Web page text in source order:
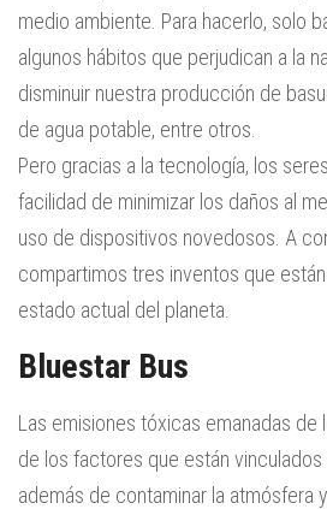
medio ambiente. Para hacerlo, solo
algunos hábitos que perjudican a la
disminuir nuestra producción de
de agua potable, entre otros.
Pero gracias a la tecnología, los
facilidad de minimizar los daños al
uso de dispositivos novedosos. A
compartimos tres inventos que
estado actual del planeta.
Bluestar Bus
Las emisiones tóxicas emanadas de
de los factores que están
además de contaminar la atmósfera